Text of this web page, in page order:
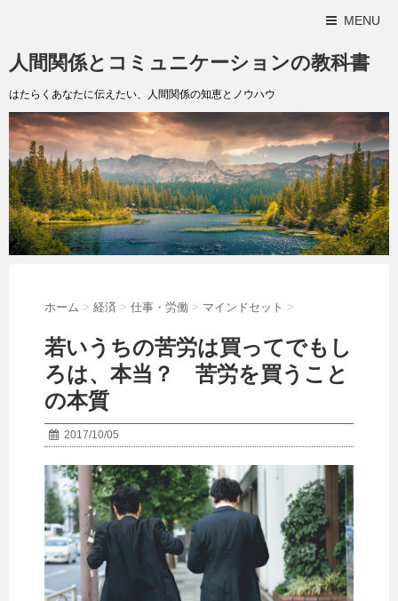
MENU
人間関係とコミュニケーションの教科書
はたらくあなたに伝えたい、人間関係の知恵とノウハウ
ホーム > 経済 > 仕事・労働 > マインドセット >
若いうちの苦労は買ってでもし
ろは、本当？ 苦労を買うこと
の本質
2017/10/05